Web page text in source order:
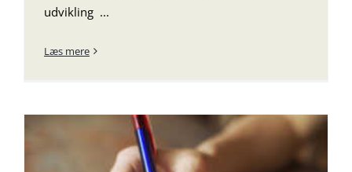
udvikling ...
Læs mere